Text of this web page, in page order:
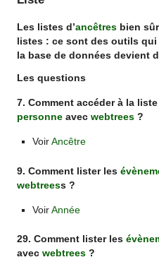
Les listes d’ancêtres bien
listes : ce sont des outils
la base de données devient
Les questions
7. Comment accéder à la
personne avecwebtrees ?
VoirAncêtre
9. Comment lister les
webtreess ?
VoirAnnée
29. Comment lister les
avecwebtrees ?